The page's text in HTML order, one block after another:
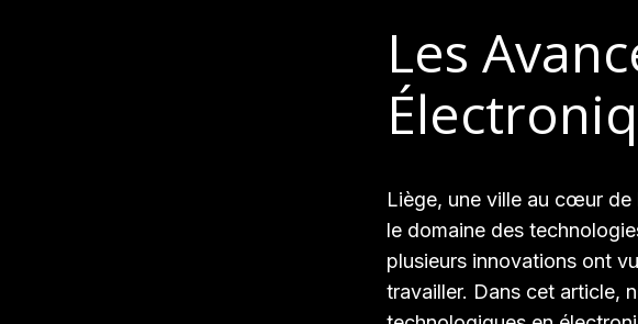
Les
Liège, une ville au cœur
le domaine des
plusieurs innovations ont
travailler. Dans cet article,